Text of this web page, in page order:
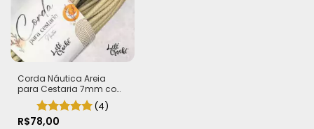
Corda Náutica Areia
para Cestaria 7mm com
Alma - Firme, Leve e
Estruturada | 50 metros
(4)
R$78,00